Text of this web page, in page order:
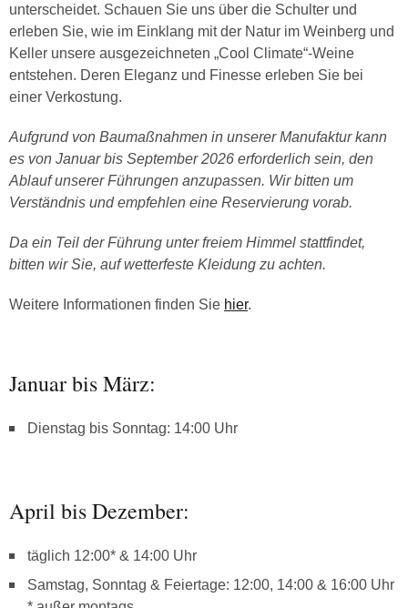
unterscheidet. Schauen Sie uns über die Schulter und
erleben Sie, wie im Einklang mit der Natur im Weinberg und
Keller unsere ausgezeichneten „Cool Climate“-Weine
entstehen. Deren Eleganz und Finesse erleben Sie bei
einer Verkostung.
Aufgrund von Baumaßnahmen in unserer Manufaktur kann
es von Januar bis September 2026 erforderlich sein, den
Ablauf unserer Führungen anzupassen. Wir bitten um
Verständnis und empfehlen eine Reservierung vorab.
Da ein Teil der Führung unter freiem Himmel stattfindet,
bitten wir Sie, auf wetterfeste Kleidung zu achten.
Weitere Informationen finden Sie hier.
Januar bis März:
Dienstag bis Sonntag: 14:00 Uhr
April bis Dezember:
täglich 12:00* & 14:00 Uhr
Samstag, Sonntag & Feiertage: 12:00, 14:00 & 16:00 Uhr